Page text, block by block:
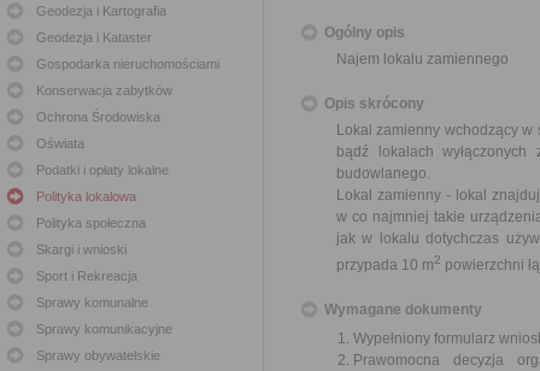
Geodezja i Kartografia
Geodezja i Kataster
Gospodarka nieruchomościami
Konserwacja zabytków
Ochrona Środowiska
Oświata
Podatki i opłaty lokalne
Polityka lokalowa
Polityka społeczna
Skargi i wnioski
Sport i Rekreacja
Sprawy komunalne
Sprawy komunikacyjne
Sprawy obywatelskie
Ogólny opis
Najem lokalu zamiennego
Opis skrócony
Lokal zamienny wchodzący
bądź lokalach
budowlanego.
Lokal zamienny - lokal
w co najmniej takie
jak w lokalu dotychczas
przypada 10 m2 powierzchni
Wymagane dokumenty
Wypełniony formularz
Prawomocna decyzja